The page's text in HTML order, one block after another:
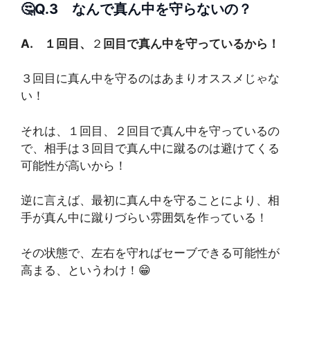
🤔Q.3 なんで真ん中を守らないの？
A. １回目、 ２ 回目で真ん中を守っているから！
３回目に真ん中を守るのはあまりオススメじゃな
い！
それは、１回目、２回目で真ん中を守っているの
で、相手は３回目で真ん中に蹴るのは避けてくる
可能性が高いから！
逆に言えば、最初に真ん中を守ることにより、相
手が真ん中に蹴りづらい雰囲気を作っている！
その状態で、左右を守ればセーブできる可能性が
高まる、というわけ！😁